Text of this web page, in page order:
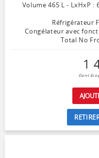
Volume 465 L - LxHxP :
Réfrigérateur
Congélateur avec
Total No
1
Dont